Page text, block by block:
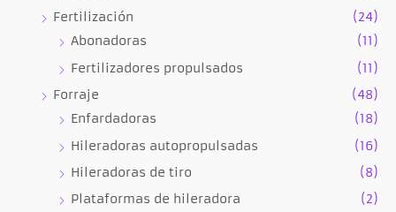
Fertilización
(24)
Abonadoras
(11)
Fertilizadores propulsados
(11)
Forraje
(48)
Enfardadoras
(18)
Hileradoras autopropulsadas
(16)
Hileradoras de tiro
(8)
Plataformas de hileradora
(2)